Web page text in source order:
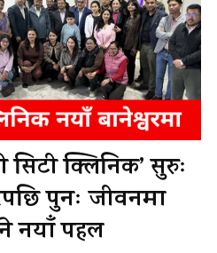
सिटी क्लिनिक’ सुरुः
पुनः जीवनमा
नयाँ पहल